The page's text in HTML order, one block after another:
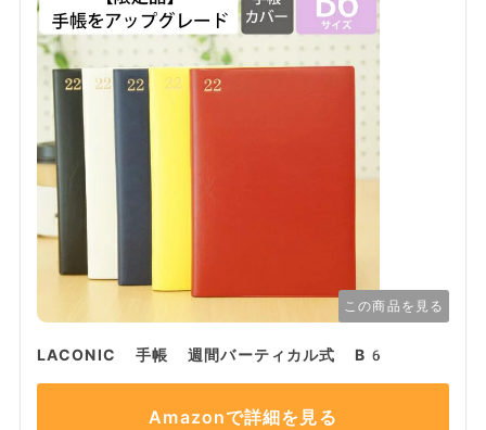
この商品を見る
LACONIC 手帳 週間バーティカル式 B6
Amazonで詳細を見る